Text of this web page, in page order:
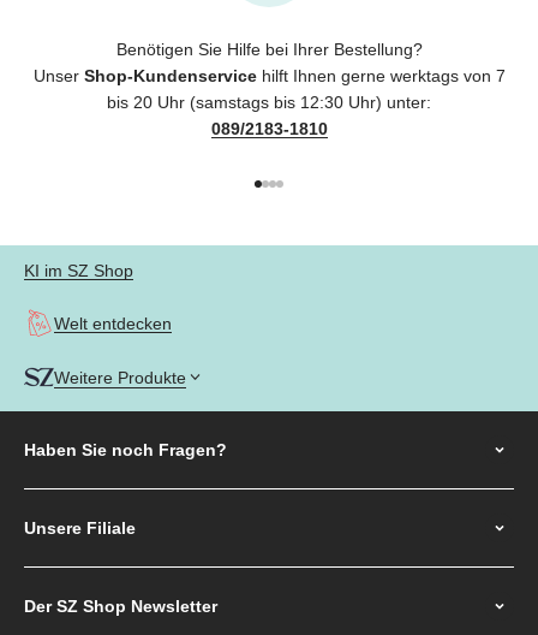
Benötigen Sie Hilfe bei Ihrer Bestellung?
Unser Shop-Kundenservicehilft Ihnen gerne werktags von 7
bis 20 Uhr (samstags bis 12:30 Uhr) unter:
089/2183-1810
KI im SZ Shop
Welt entdecken
Weitere Produkte
Haben Sie noch Fragen?
Unsere Filiale
Der SZ Shop Newsletter